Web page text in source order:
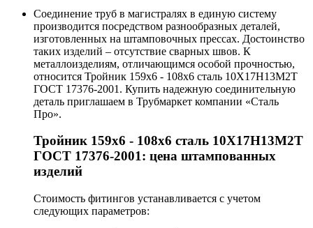
Соединение труб в магистралях в единую систему
производится посредством разнообразных деталей,
изготовленных на штамповочных прессах. Достоинство
таких изделий – отсутствие сварных швов. К
металлоизделиям, отличающимся особой прочностью,
относится Тройник 159х6 - 108х6 сталь 10Х17Н13М2Т
ГОСТ 17376-2001. Купить надежную соединительную
деталь приглашаем в Трубмаркет компании «Сталь
Про».
Тройник 159х6 - 108х6 сталь 10Х17Н13М2Т
ГОСТ 17376-2001: цена штампованных
изделий
Стоимость фитингов устанавливается с учетом
следующих параметров: